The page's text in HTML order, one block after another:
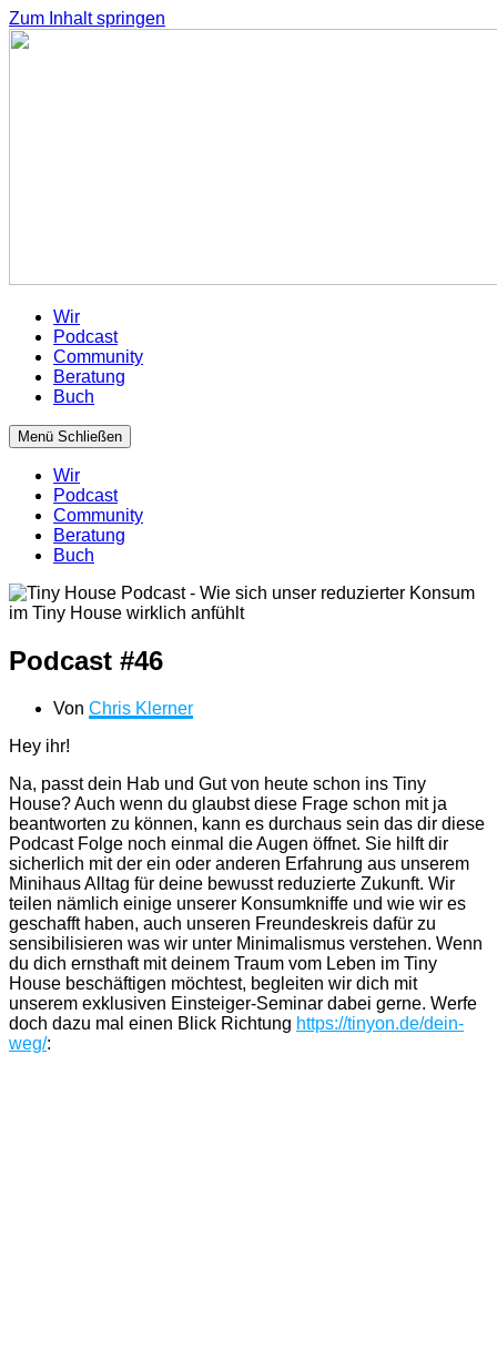
Zum Inhalt springen
Wir
Podcast
Community
Beratung
Buch
Menü Schließen
Wir
Podcast
Community
Beratung
Buch
Podcast #46
Von Chris Klerner
Hey ihr!
Na, passt dein Hab und Gut von heute schon ins Tiny
House? Auch wenn du glaubst diese Frage schon mit ja
beantworten zu können, kann es durchaus sein das dir diese
Podcast Folge noch einmal die Augen öffnet. Sie hilft dir
sicherlich mit der ein oder anderen Erfahrung aus unserem
Minihaus Alltag für deine bewusst reduzierte Zukunft. Wir
teilen nämlich einige unserer Konsumkniffe und wie wir es
geschafft haben, auch unseren Freundeskreis dafür zu
sensibilisieren was wir unter Minimalismus verstehen. Wenn
du dich ernsthaft mit deinem Traum vom Leben im Tiny
House beschäftigen möchtest, begleiten wir dich mit
unserem exklusiven Einsteiger-Seminar dabei gerne. Werfe
doch dazu mal einen Blick Richtung https://tinyon.de/dein-
weg/: